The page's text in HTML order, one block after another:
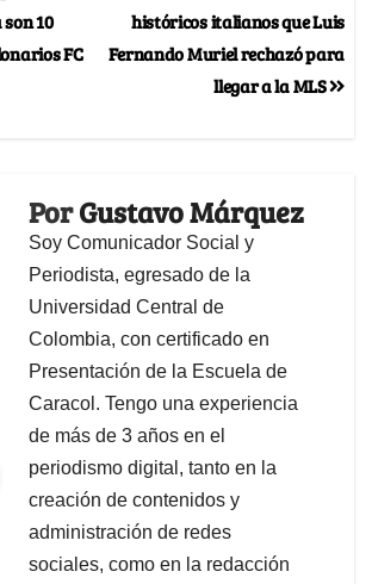
históricos italianos que Luis
Fernando Muriel rechazó para
llegar a la MLS
10
FC
PorGustavo Márquez
Soy Comunicador Social y
Periodista, egresado de la
Universidad Central de
Colombia, con certificado en
Presentación de la Escuela de
Caracol. Tengo una experiencia
de más de 3 años en el
periodismo digital, tanto en la
creación de contenidos y
administración de redes
sociales, como en la redacción